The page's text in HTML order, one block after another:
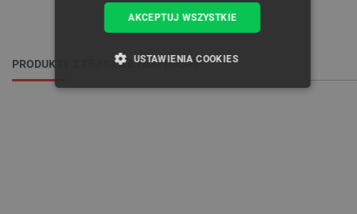
PRODUKTY Z TEJ SAMEJ KATEGORII:
AKCEPTUJ WSZYSTKIE
USTAWIENIA COOKIES